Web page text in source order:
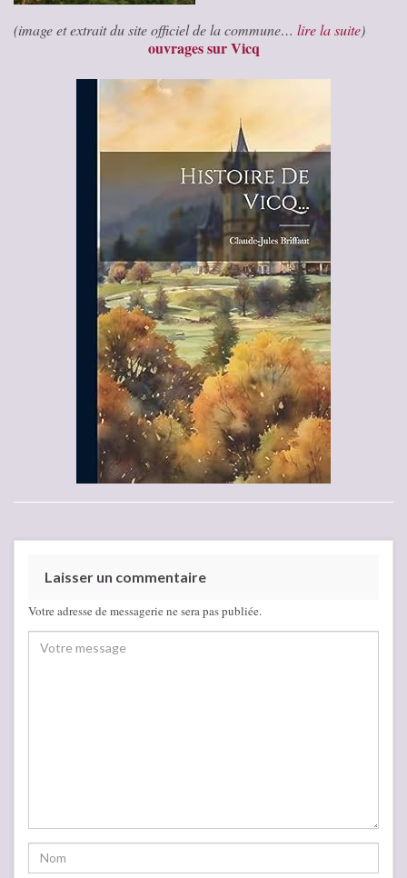
(image et extrait du site officiel de la commune… lire la suite)
ouvrages sur Vicq
Laisser un commentaire
Votre adresse de messagerie ne sera pas publiée.